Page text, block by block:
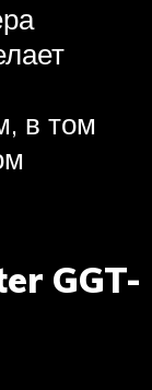
в том
GGT-